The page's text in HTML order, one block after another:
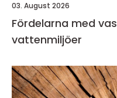
03. August 2026
Fördelarna med
vattenmiljöer